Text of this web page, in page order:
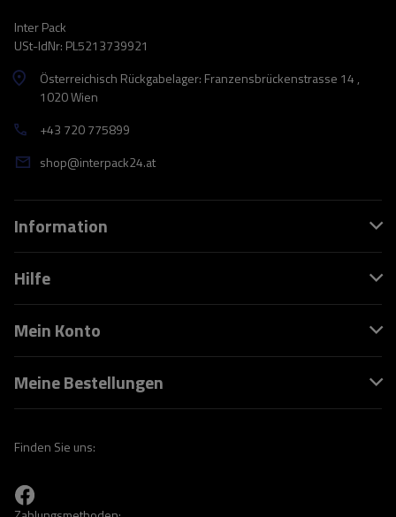
Inter Pack
USt-IdNr: PL5213739921
Österreichisch Rückgabelager: Franzensbrückenstrasse 14 ,
1020 Wien
+43 720 775899
shop@interpack24.at
Information
Hilfe
Mein Konto
Meine Bestellungen
Finden Sie uns: